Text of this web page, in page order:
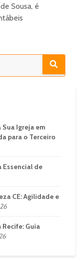
Sousa, é
Igreja em
para o Terceiro
Essencial de
CE: Agilidade e
Guia